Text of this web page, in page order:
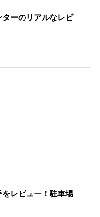
ーのリアルなレビ
レビュー！駐車場